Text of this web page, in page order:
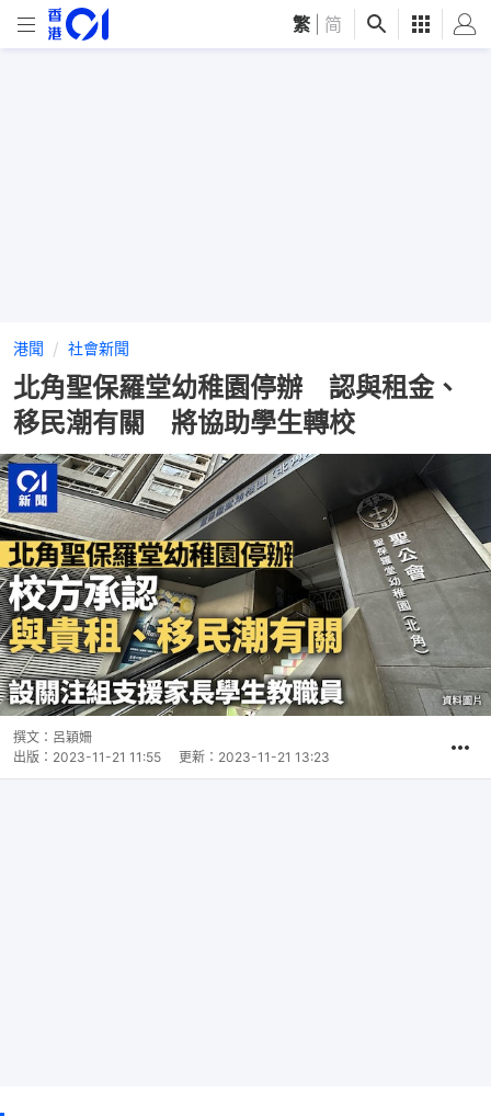
繁 简
港聞 社會新聞
北角聖保羅堂幼稚園停辦 認與租金、
移民潮有關 將協助學生轉校
撰文： 呂穎姍
出版： 2023-11-21 11:55 更新： 2023-11-21 13:23